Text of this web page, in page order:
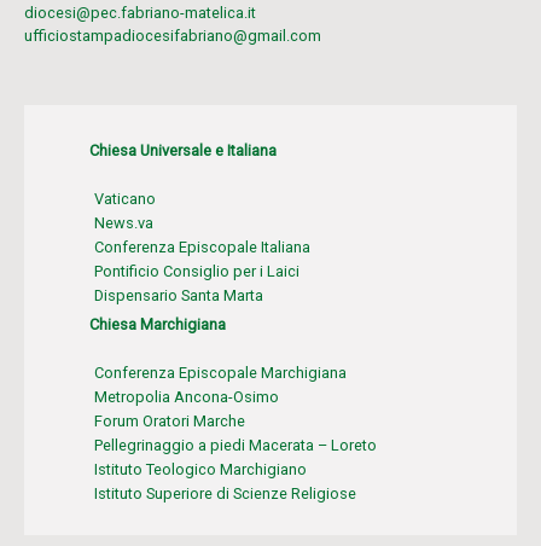
diocesi@pec.fabriano-matelica.it
ufficiostampadiocesifabriano@gmail.com
Chiesa Universale e Italiana
Vaticano
News.va
Conferenza Episcopale Italiana
Pontificio Consiglio per i Laici
Dispensario Santa Marta
Chiesa Marchigiana
Conferenza Episcopale Marchigiana
Metropolia Ancona-Osimo
Forum Oratori Marche
Pellegrinaggio a piedi Macerata – Loreto
Istituto Teologico Marchigiano
Istituto Superiore di Scienze Religiose